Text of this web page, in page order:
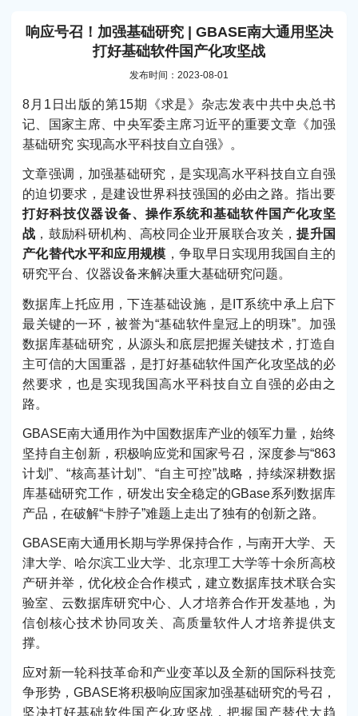
响应号召！加强基础研究 | GBASE南大通用坚决
打好基础软件国产化攻坚战
发布时间：2023-08-01
8月1日出版的第15期《求是》杂志发表中共中央总书
记、国家主席、中央军委主席习近平的重要文章《加强
基础研究 实现高水平科技自立自强》。
文章强调，加强基础研究，是实现高水平科技自立自强
的迫切要求，是建设世界科技强国的必由之路。指出要
打好科技仪器设备、操作系统和基础软件国产化攻坚
战 ，鼓励科研机构、高校同企业开展联合攻关，提升国
产化替代水平和应用规模 ，争取早日实现用我国自主的
研究平台、仪器设备来解决重大基础研究问题。
数据库上托应用，下连基础设施，是IT系统中承上启下
最关键的一环，被誉为“基础软件皇冠上的明珠”。加强
数据库基础研究，从源头和底层把握关键技术，打造自
主可信的大国重器，是打好基础软件国产化攻坚战的必
然要求，也是实现我国高水平科技自立自强的必由之
路。
GBASE南大通用作为中国数据库产业的领军力量，始终
坚持自主创新，积极响应党和国家号召，深度参与“863
计划”、“核高基计划”、“自主可控”战略，持续深耕数据
库基础研究工作，研发出安全稳定的GBase系列数据库
产品，在破解“卡脖子”难题上走出了独有的创新之路。
GBASE南大通用长期与学界保持合作，与南开大学、天
津大学、哈尔滨工业大学、北京理工大学等十余所高校
产研并举，优化校企合作模式，建立数据库技术联合实
验室、云数据库研究中心、人才培养合作开发基地，为
信创核心技术协同攻关、高质量软件人才培养提供支
撑。
应对新一轮科技革命和产业变革以及全新的国际科技竞
争形势，GBASE将积极响应国家加强基础研究的号召，
坚决打好基础软件国产化攻坚战，把握国产替代大趋